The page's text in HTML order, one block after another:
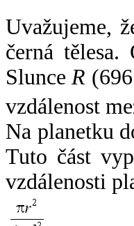
Uvažujeme,
černá
SlunceR
vzdálenost
Na planetku
Tuto část
vzdálenosti